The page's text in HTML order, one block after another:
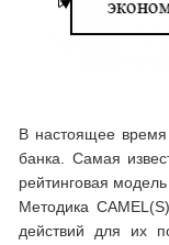
В настоящее время
банка. Самая
рейтинговая
Методика
действий для их